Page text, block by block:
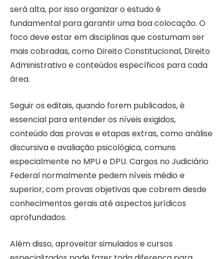
será alta, por isso organizar o estudo é
fundamental para garantir uma boa colocação. O
foco deve estar em disciplinas que costumam ser
mais cobradas, como Direito Constitucional, Direito
Administrativo e conteúdos específicos para cada
área.
Seguir os editais, quando forem publicados, é
essencial para entender os níveis exigidos,
conteúdo das provas e etapas extras, como análise
discursiva e avaliação psicológica, comuns
especialmente no MPU e DPU. Cargos no Judiciário
Federal normalmente pedem níveis médio e
superior, com provas objetivas que cobrem desde
conhecimentos gerais até aspectos jurídicos
aprofundados.
Além disso, aproveitar simulados e cursos